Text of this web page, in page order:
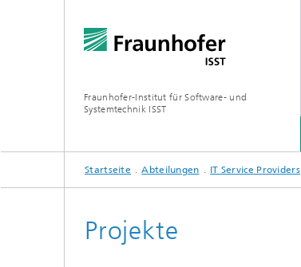
Fraunhofer-Institut für Software- und
Systemtechnik ISST
DAS FRAUNHOFER ISST
ABTEILUNGEN
KOMPETENZEN
JOBS | KARRIERE
Startseite Abteilungen IT Service Providers
Projekte